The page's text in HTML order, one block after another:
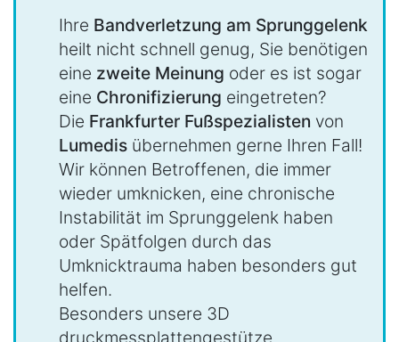
Ihre Bandverletzung am Sprunggelenk
heilt nicht schnell genug, Sie benötigen
eine zweite Meinung oder es ist sogar
eine Chronifizierung eingetreten?
Die Frankfurter Fußspezialisten von
Lumedis übernehmen gerne Ihren Fall!
Wir können Betroffenen, die immer
wieder umknicken, eine chronische
Instabilität im Sprunggelenk haben
oder Spätfolgen durch das
Umknicktrauma haben besonders gut
helfen.
Besonders unsere 3D
druckmessplattengestütze